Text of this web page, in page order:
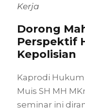
Kerja
Dorong
Perspektif
Kepolisian
Kaprodi Hukum
Muis SH MH
seminar ini